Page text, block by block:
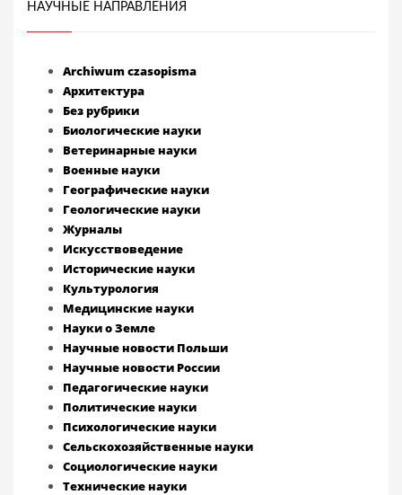
НАУЧНЫЕ НАПРАВЛЕНИЯ
Archiwum czasopisma
Архитектура
Без рубрики
Биологические науки
Ветеринарные науки
Военные науки
Географические науки
Геологические науки
Журналы
Искусствоведение
Исторические науки
Культурология
Медицинские науки
Науки о Земле
Научные новости Польши
Научные новости России
Педагогические науки
Политические науки
Психологические науки
Сельскохозяйственные науки
Социологические науки
Технические науки